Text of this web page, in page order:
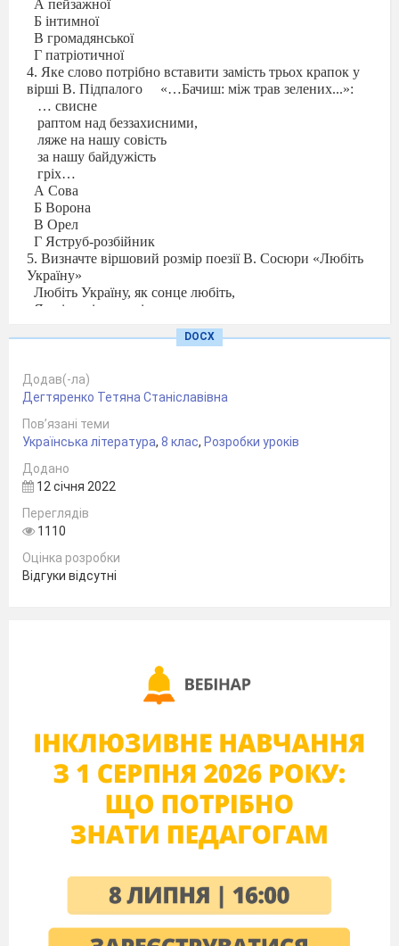
А пейзажної
Б інтимної
В громадянської
Г патріотичної
4. Яке слово потрібно вставити замість трьох крапок у
вірші В. Підпалого
«…Бачиш: між трав зелених...»:
… свисне
раптом над беззахисними,
ляже на нашу совість
за нашу байдужість
гріх…
А Сова
Б Ворона
В Орел
Г Яструб-розбійник
5. Визначте віршовий розмір поезії В. Сосюри «Любіть
Україну»
Любіть Україну, як сонце любіть,
Як вітер, і трави, і води…
В хорей
анапест
Україну!» В. Сосюри
А «Дівчино! Як небо її голубе, / Люби її кожну
Б «Всім серцем любіть Україну свою, — / І вічні ми
будемо з нею!»
трави, і води…»
Г «Не можна любити народів других, / Коли ти не
любиш Вкраїну.»
7.Установіть
A «Вечір, мов казка, над Україною…»
Г «А руки?! Серце?!
Куди заховати їх?!»
3. епітет
4. порівняння.
5. інверсія
8. Напишіть твір-мініатюру на одну з тем:
А Свою Україну любіть. Любіть її… (за творчістю В.
Б Доброзичливе ставлення людини до лелеки –
запорука щасливого життя (за творчістю В.
В. Образ матері-трудівниці, берегині роду (за поезією
В. Підпалого «Матері»).
DOCX
Додав(-ла)
Дегтяренко Тетяна Станіславівна
Пов’язані теми
Українська література, 8 клас, Розробки уроків
Додано
12 січня 2022
Переглядів
1110
Оцінка розробки
Відгуки відсутні